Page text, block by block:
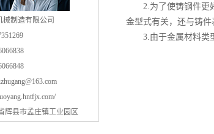
械制造有限公司
辉县市孟庄镇工业园区
2.为了使铸钢件更好
金型式有关，还与铸件
3.由于金属材料类型